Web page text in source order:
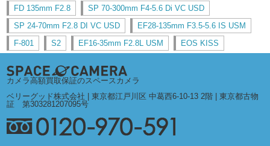
FD 135mm F2.8
SP 70-300mm F4-5.6 Di VC USD
SP 24-70mm F2.8 DI VC USD
EF28-135mm F3.5-5.6 IS USM
F-801
S2 EF16-35mm F2.8L USM EOS KISS
カメラ高額買取保証のスペースカメラ
ベリーグッド株式会社 | 東京都江戸川区 中葛西6-10-13 2階 | 東京都古物
証 第303281207095号